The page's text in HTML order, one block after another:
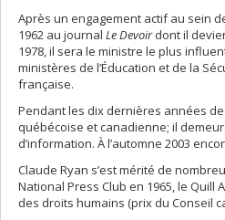
Après un engagement actif au sein
1962 au journal Le Devoirdont il
1978, il sera le ministre le plus
ministères de l’Éducation et de la
française.
Pendant les dix dernières années
québécoise et canadienne; il
d’information. À l’automne 2003
Claude Ryan s’est mérité de
National Press Club en 1965, le Quill
des droits humains (prix du Conseil